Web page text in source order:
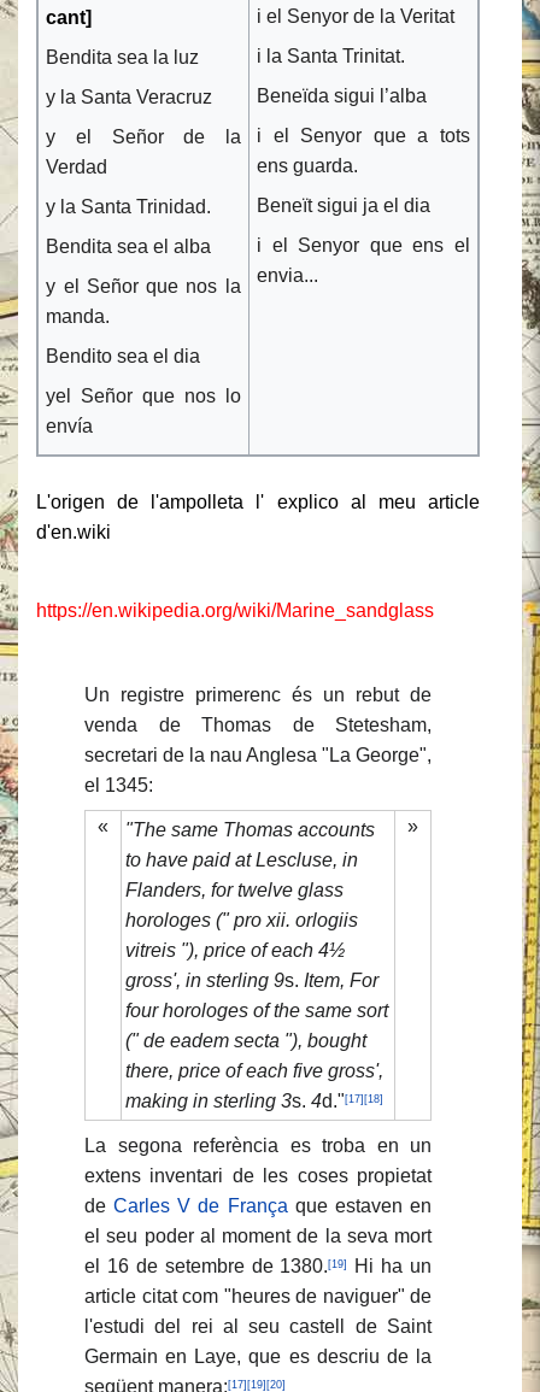
cant]
Bendita sea la luz
y la Santa Veracruz
y el Señor de la
Verdad
y la Santa Trinidad.
Bendita sea el alba
y el Señor que nos la
manda.
Bendito sea el dia
yel Señor que nos lo
envía
i el Senyor de la Veritat
i la Santa Trinitat.
Beneïda sigui l’alba
i el Senyor que a tots
ens guarda.
Beneït sigui ja el dia
i el Senyor que ens el
envia...
L'origen de l'ampolleta l' explico al meu article
d'en.wiki
https://en.wikipedia.org/wiki/Marine_sandglass
Un registre primerenc és un rebut de
venda de Thomas de Stetesham,
secretari de la nau Anglesa "La George",
el 1345:
«
"The same Thomas accounts
to have paid at Lescluse, in
Flanders, for twelve glass
horologes (" pro xii. orlogiis
vitreis "), price of each 4½
gross', in sterling 9s. Item, For
four horologes of the same sort
(" de eadem secta "), bought
there, price of each five gross',
making in sterling 3s. 4d." [17] [18]
»
La segona referència es troba en un
extens inventari de les coses propietat
deCarles V de França que estaven en
el seu poder al moment de la seva mort
el 16 de setembre de 1380.[19]
Hi ha un
article citat com "heures de naviguer" de
l'estudi del rei al seu castell de Saint
Germain en Laye, que es descriu de la
següent manera: [17] [19] [20]